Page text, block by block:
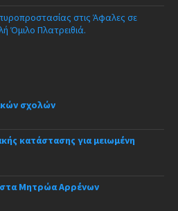
στις Άφαλες σε
Όμιλο Πλατρειθιά.
σχολών
κατάστασης για μειωμένη
στα Μητρώα Αρρένων